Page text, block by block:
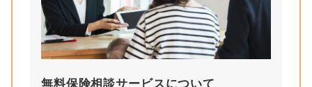
無料保険相談サービスについて